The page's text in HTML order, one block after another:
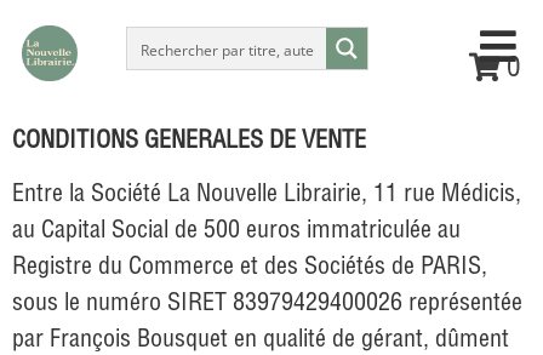
0
CONDITIONS GENERALES DE VENTE
Entre la Société La Nouvelle Librairie, 11 rue Médicis,
au Capital Social de 500 euros immatriculée au
Registre du Commerce et des Sociétés de PARIS,
sous le numéro SIRET 83979429400026 représentée
par François Bousquet en qualité de gérant, dûment